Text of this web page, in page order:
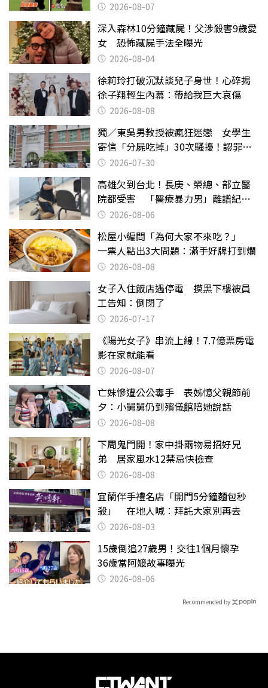
2026-08-07
深入森林10分鐘藏屍！父涉殺害9歲愛
女 恐怖藏屍手法全曝光
2026-08-04
徐莉玲打破沉默談兒子身世！心碎揭
徐子翔輕生內幕：帶給我巨大哀傷
2026-08-08
獨／東吳男教授被瘋狂迷戀 女學生
寄信「分屍吃掉」30次騷擾！認罪免
關 2026-07-30
高雄欠到台北！長庚、榮總、部立醫
院都受害 「醫療暴力男」離譜紀錄
曝光2026-08-06
松屋小編問「為何大家不來吃？」
一票人點出3大問題：滿手好牌打到爛
2026-08-08
女子入住飯店遇停電 摸黑下樓被員
工告知：倒閉了
2026-07-17
《陽光女子》串流上線！7.7億票房電
影在家就能看
2026-08-07
亡妹慘遭公公毒手 表姊憶父親節前
夕：小舅舅仍到殯儀館陪她說話
2026-08-08
下周鬼門開！家中掛兩物易招好兄
弟 居家風水12禁忌快檢查
2026-08-08
宜蘭伴手禮名店「開門5分鐘麵包秒
殺」 在地人喊：拜託大家別再去
2026-08-03
15歲倒追27歲男！交往1個月懷孕
36歲當阿嬤故事曝光
2026-08-06
Recommended by